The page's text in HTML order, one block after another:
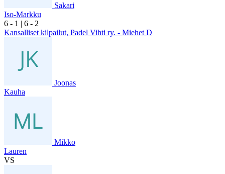
Sakari
Iso-Markku
6 - 1 | 6 - 2
Kansalliset kilpailut, Padel Vihti ry. - Miehet D
Joonas
Kauha
Mikko
Lauren
VS